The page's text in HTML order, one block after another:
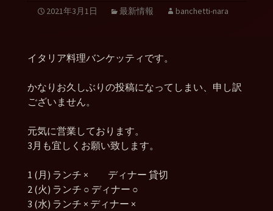
2021年3月1日 最新情報 banchetti-nara
イタリア料理バンケッティです。
かなりお久しぶりの投稿になってしまい、申し訳
ございません。
元気に営業しております。
3月も宜しくお願い致します。
1 (月) ランチ × ディナー 貸切
2 (火) ランチ ○ ディナー ○
3 (水) ランチ × ディナー ×